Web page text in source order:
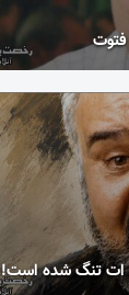
فتوت
ات تنگ شده است!